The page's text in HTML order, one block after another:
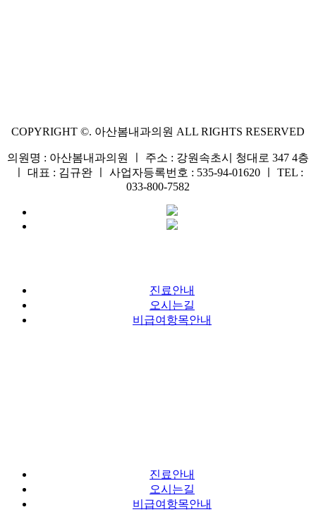
COPYRIGHT ©. 아산봄내과의원 ALL RIGHTS RESERVED
의원명 : 아산봄내과의원 ㅣ 주소 : 강원속초시 청대로 347 4층
ㅣ 대표 : 김규완 ㅣ 사업자등록번호 : 535-94-01620 ㅣ TEL :
033-800-7582
진료안내
오시는길
비급여항목안내
진료안내
오시는길
비급여항목안내